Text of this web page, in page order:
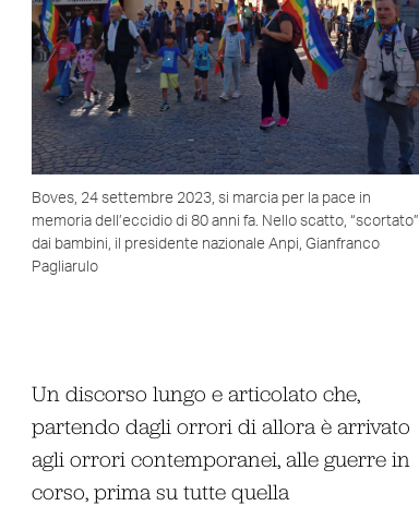
Boves, 24 settembre 2023, si marcia per la pace in
memoria dell’eccidio di 80 anni fa. Nello scatto, “scortato”
dai bambini, il presidente nazionale Anpi, Gianfranco
Pagliarulo
Un discorso lungo e articolato che,
partendo dagli orrori di allora è arrivato
agli orrori contemporanei, alle guerre in
corso, prima su tutte quella